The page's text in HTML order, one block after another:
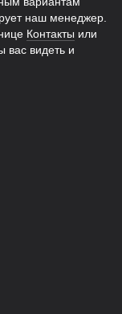
наш менеджер.
Контакты или
видеть и